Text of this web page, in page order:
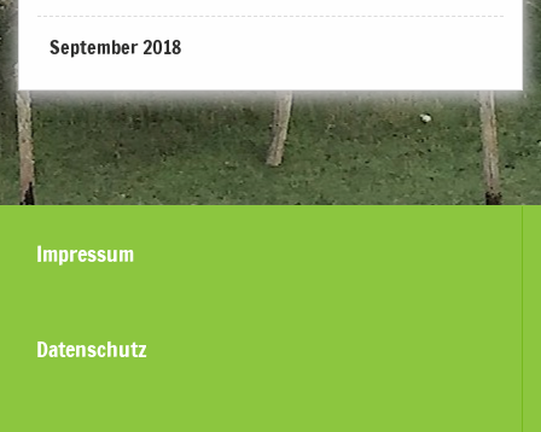
September 2018
Impressum
Datenschutz